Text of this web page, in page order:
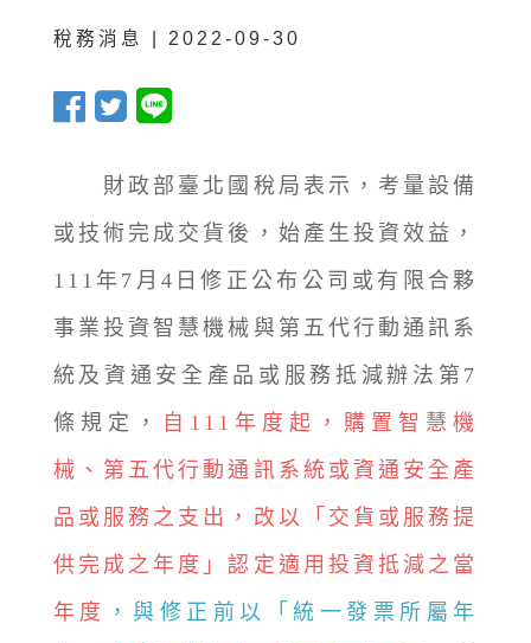
稅務消息 | 2022-09-30
財政部臺北國稅局表示，考量設備
或技術完成交貨後，始產生投資效益，
111年7月4日修正公布公司或有限合夥
事業投資智慧機械與第五代行動通訊系
統及資通安全產品或服務抵減辦法第7
條規定，
自111年度起，購置智慧機
械、第五代行動通訊系統或資通安全產
品或服務之支出，改以「交貨或服務提
供完成之年度」認定適用投資抵減之當
年度
，與修正前以「統一發票所屬年